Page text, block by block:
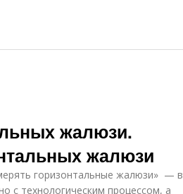
жалюзи.
жалюзи
горизонтальные жалюзи» — в
с технологическим процессом, а